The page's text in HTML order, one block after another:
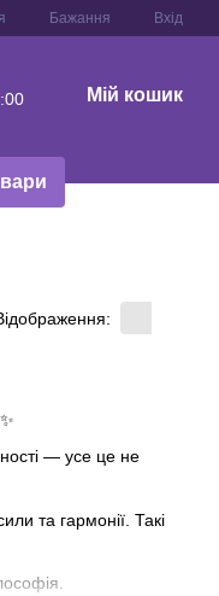
Бажання Вхід
Мій кошик
— усе це не
та гармонії. Такі